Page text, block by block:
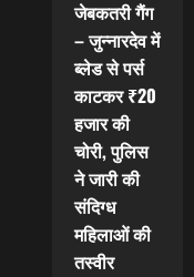
जेबकतरी गैंग
– जुन्नारदेव में
ब्लेड से पर्स
काटकर ₹20
हजार की
चोरी, पुलिस
ने जारी की
संदिग्ध
महिलाओं की
तस्वीर